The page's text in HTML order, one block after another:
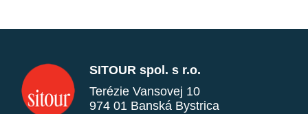
SITOUR spol. s r.o.
Terézie Vansovej 10
974 01 Banská Bystrica